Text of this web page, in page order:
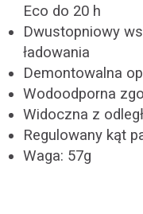
Eco do 20 h
Dwustopniowy
ładowania
Demontowalna
Wodoodporna
Widoczna z
Regulowany kąt
Waga: 57g